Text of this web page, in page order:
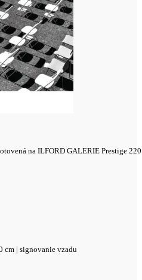
na ILFORD GALERIE Prestige
cm | signovanie vzadu